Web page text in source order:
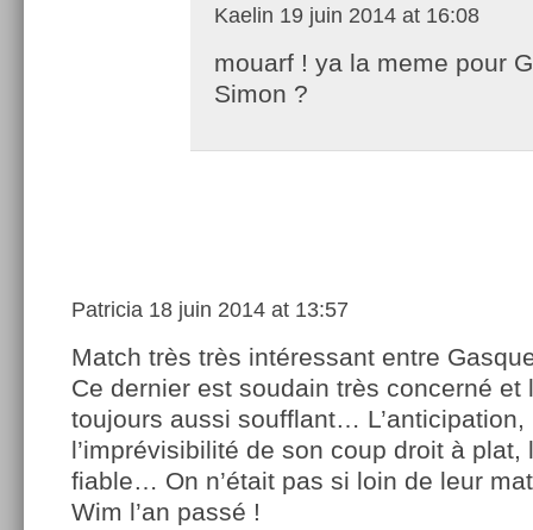
Kaelin 19 juin 2014 at 16:08
mouarf ! ya la meme pour
Simon ?
Patricia 18 juin 2014 at 13:57
Match très très intéressant entre
Ce dernier est soudain très concerné et
toujours aussi soufflant…
l’imprévisibilité de son coup droit à plat,
fiable… On n’était pas si loin de leur
Wim l’an passé !